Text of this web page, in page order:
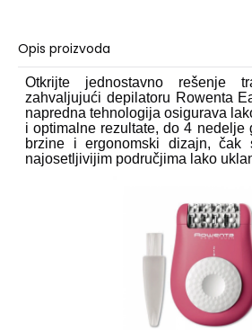
Opis proizvoda
Otkrijte jednostavno rešenje
zahvaljujući depilatoru Rowenta
napredna tehnologija osigurava
i optimalne rezultate, do 4 nedelje
brzine i ergonomski dizajn,
najosetljivijim područjima lako